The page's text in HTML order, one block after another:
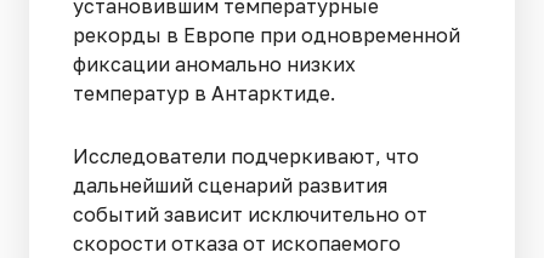
установившим температурные
рекорды в Европе при одновременной
фиксации аномально низких
температур в Антарктиде.
Исследователи подчеркивают, что
дальнейший сценарий развития
событий зависит исключительно от
скорости отказа от ископаемого